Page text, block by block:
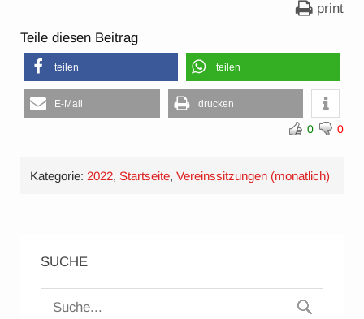
print
Teile diesen Beitrag
teilen teilen
E-Mail drucken
0 0
Kategorie: 2022,Startseite,Vereinssitzungen (monatlich)
SUCHE